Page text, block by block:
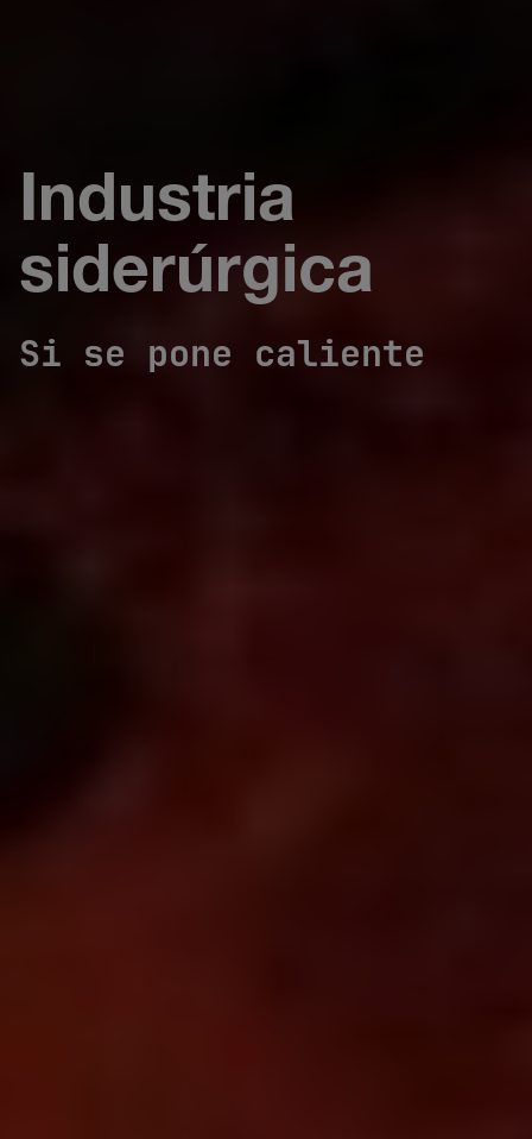
Industria
siderúrgica
Si se pone caliente